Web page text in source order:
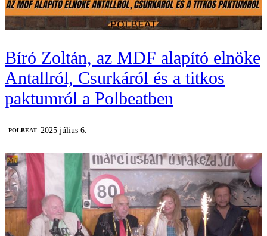
Bíró Zoltán, az MDF alapító elnöke
Antallról, Csurkáról és a titkos
paktumról a Polbeatben
‎POLBEAT 2025 július 6.